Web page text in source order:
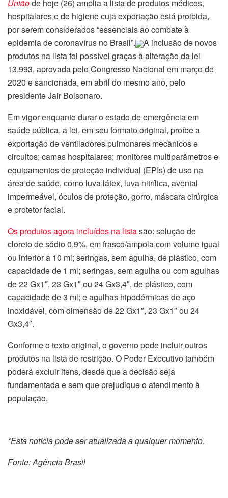
Uniãode hoje (26) amplia a lista de produtos médicos,
hospitalares e de higiene cuja exportação está proibida,
por serem considerados “essenciais ao combate à
epidemia de coronavírus no Brasil”.
A inclusão de novos
produtos na lista foi possível graças à alteração da lei
13.993, aprovada pelo Congresso Nacional em março de
2020 e sancionada, em abril do mesmo ano, pelo
presidente Jair Bolsonaro.
Em vigor enquanto durar o estado de emergência em
saúde pública, a lei, em seu formato original, proíbe a
exportação de ventiladores pulmonares mecânicos e
circuitos; camas hospitalares; monitores multiparâmetros e
equipamentos de proteção individual (EPIs) de uso na
área de saúde, como luva látex, luva nitrílica, avental
impermeável, óculos de proteção, gorro, máscara cirúrgica
e protetor facial.
Os produtos agora incluídos na listasão: solução de
cloreto de sódio 0,9%, em frasco/ampola com volume igual
ou inferior a 10 ml; seringas, sem agulha, de plástico, com
capacidade de 1 ml; seringas, sem agulha ou com agulhas
de 22 Gx1″, 23 Gx1″ ou 24 Gx3,4″, de plástico, com
capacidade de 3 ml; e agulhas hipodérmicas de aço
inoxidável, com dimensão de 22 Gx1″, 23 Gx1″ ou 24
Gx3,4″.
Conforme o texto original, o governo pode incluir outros
produtos na lista de restrição. O Poder Executivo também
poderá excluir itens, desde que a decisão seja
fundamentada e sem que prejudique o atendimento à
população.
*Esta notícia pode ser atualizada a qualquer momento.
Fonte: Agência Brasil